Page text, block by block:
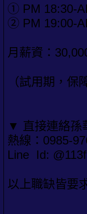
① PM 18:30-
② PM 19:00-
月薪資：
（試用期，保
▼ 直接連絡孫
熱線：0985-
Line Id:
以上職缺皆要